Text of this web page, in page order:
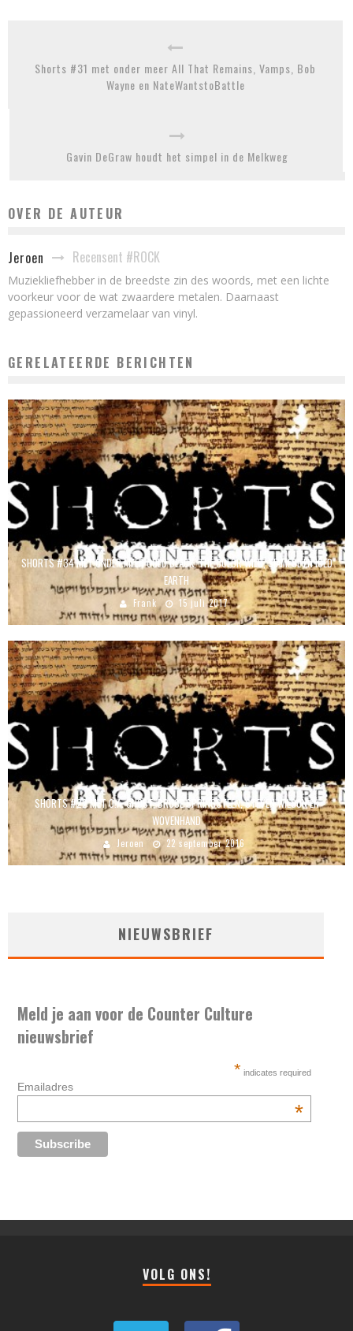
Shorts #31 met onder meer All That Remains, Vamps, Bob
Wayne en NateWantstoBattle
Gavin DeGraw houdt het simpel in de Melkweg
OVER DE AUTEUR
Jeroen Recensent #ROCK
Muziekliefhebber in de breedste zin des woords, met een lichte
voorkeur voor de wat zwaardere metalen. Daarnaast
gepassioneerd verzamelaar van vinyl.
GERELATEERDE BERICHTEN
SHORTS #34 MET ONDER MEER COLD BLACK, THE COLOR WILD, SIAMESE EN ICED
EARTH
Frank 15 juli 2017
SHORTS #22 MET O.A. GHOST, BRUCE SPRINGSTEEN, STEVEN WILSON EN
WOVENHAND
Jeroen 22 september 2016
NIEUWSBRIEF
Meld je aan voor de Counter Culture
nieuwsbrief
* indicates required
Emailadres
*
VOLG ONS!